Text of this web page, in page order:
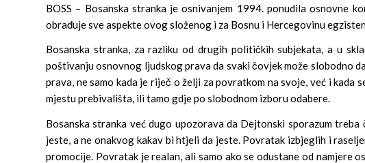
BOSS – Bosanska stranka je osnivanjem 1994. ponudila
obrađuje sve aspekte ovog složenog i za Bosnu i Hercegovinu
Bosanska stranka, za razliku od drugih političkih subjekata, a u
poštivanju osnovnog ljudskog prava da svaki čovjek može slobodno
prava, ne samo kada je riječ o želji za povratkom na svoje, već i
mjestu prebivališta, ili tamo gdje po slobodnom izboru odabere.
Bosanska stranka već dugo upozorava da Dejtonski sporazum
jeste, a ne onakvog kakav bi htjeli da jeste. Povratak izbjeglih i
promocije. Povratak je realan, ali samo ako se odustane od